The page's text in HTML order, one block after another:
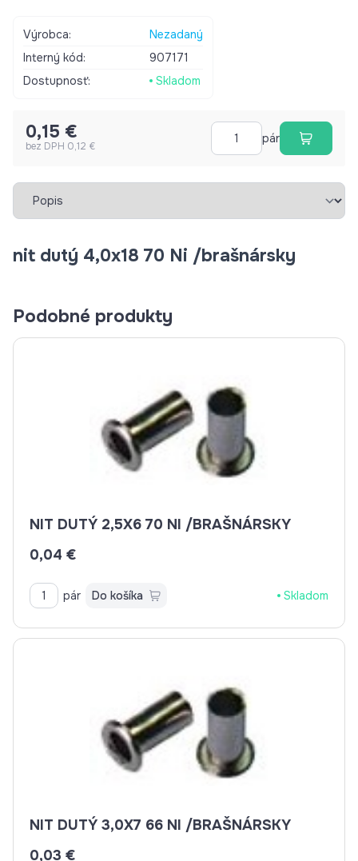
Výrobca:
Nezadaný
Interný kód:
907171
Dostupnosť:
Skladom
0,15 €
bez DPH 0,12 €
pár
Vybrať záložku
nit dutý 4,0x18 70 Ni /brašnársky
Podobné produkty
NIT DUTÝ 2,5X6 70 NI /BRAŠNÁRSKY
0,04 €
pár Do košíka Skladom
NIT DUTÝ 3,0X7 66 NI /BRAŠNÁRSKY
0,03 €